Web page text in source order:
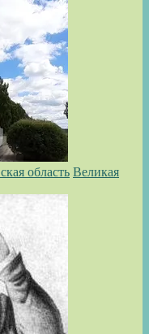
область Великая